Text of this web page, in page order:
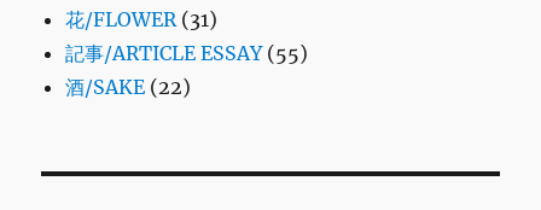
花/FLOWER(31)
記事/ARTICLE ESSAY(55)
酒/SAKE (22)